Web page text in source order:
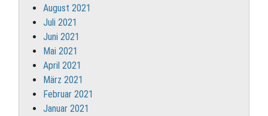
August 2021
Juli 2021
Juni 2021
Mai 2021
April 2021
März 2021
Februar 2021
Januar 2021